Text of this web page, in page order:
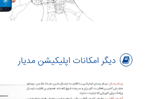
دیگر امکانات اپلیکیشن مدیار